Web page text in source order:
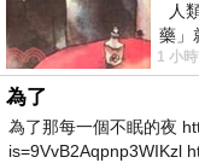
人
藥」
停止
1 小
為了
為了那每一個不眠的夜
is=9VvB2Aqpnp3WIKzl